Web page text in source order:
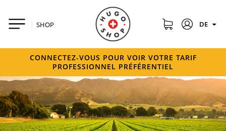
SHOP DE
CONNECTEZ-VOUS POUR VOIR VOTRE TARIF
PROFESSIONNEL PRÉFÉRENTIEL